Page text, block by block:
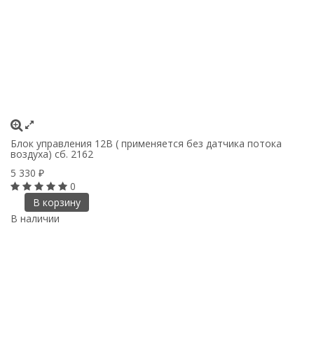
Блок управления 12В ( применяется без датчика потока
воздуха) сб. 2162
5 330 ₽
0
В корзину
В наличии